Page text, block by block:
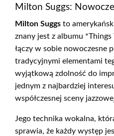
Milton Suggs:
Milton Suggs to
znany jest z albumu
łączy w sobie nowoczesne
tradycyjnymi elementami
wyjątkową zdolność do
jednym z najbardziej
współczesnej sceny
Jego technika wokalna,
sprawia, że każdy występ